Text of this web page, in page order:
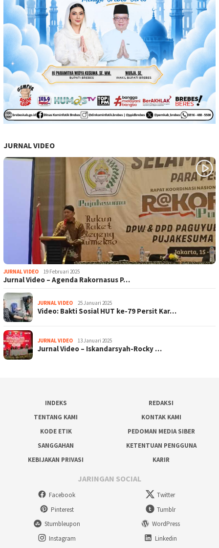
JURNAL VIDEO
JURNAL VIDEO 19 Februari 2025
Jurnal Video – Agenda Rakornasus P…
JURNAL VIDEO 25 Januari 2025
Video: Bakti Sosial HUT ke-79 Persit Kar…
JURNAL VIDEO 13 Januari 2025
Jurnal Video – Iskandarsyah-Rocky …
INDEKS
REDAKSI
TENTANG KAMI
KONTAK KAMI
KODE ETIK
PEDOMAN MEDIA SIBER
SANGGAHAN
KETENTUAN PENGGUNA
KEBIJAKAN PRIVASI
KARIR
JARINGAN SOCIAL
Facebook
Twitter
Pinterest
Tumblr
Stumbleupon
WordPress
Instagram
Linkedin